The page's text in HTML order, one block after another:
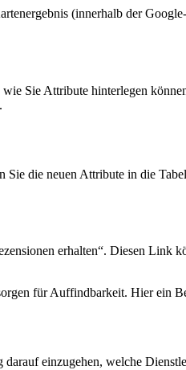
(innerhalb der
Sie Attribute hinterlegen
die neuen Attribute in die
erhalten“. Diesen Link
für Auffindbarkeit. Hier ein
einzugehen, welche